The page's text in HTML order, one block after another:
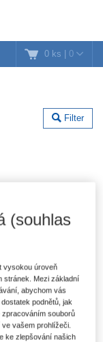
0 ks | 0
Filter
(souhlas
vysokou úroveň
stránek. Mezi základní
abychom vás
podnětů, jak
zpracováním souborů
vašem prohlížeči.
ke zlepšování našich